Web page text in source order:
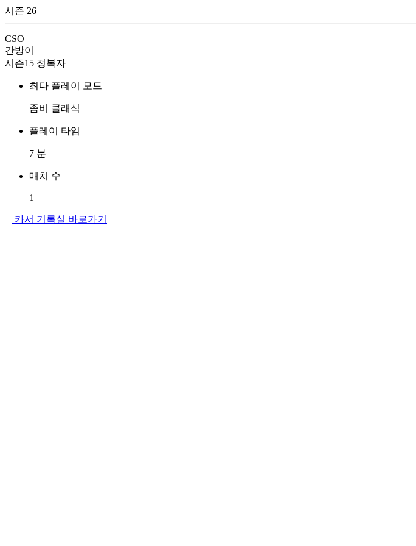
시즌 26
CSO
간방이
시즌15 정복자
최다 플레이 모드
좀비 클래식
플레이 타임
7 분
매치 수
1
카서 기록실 바로가기